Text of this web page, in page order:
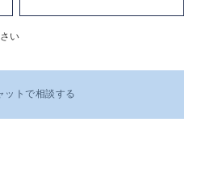
い
ットで相談する